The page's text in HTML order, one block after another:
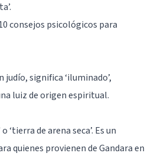
consejos psicológicos para
judío, significa ‘iluminado’,
luiz de origen espiritual.
‘tierra de arena seca’. Es un
quienes provienen de Gandara en